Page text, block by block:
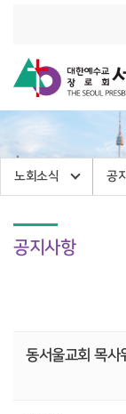
노회소식 공
공지사항
동서울교회 목사